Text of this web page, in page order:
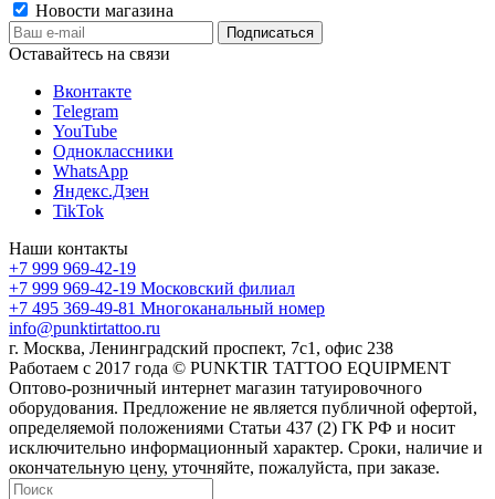
Новости магазина
Оставайтесь на связи
Вконтакте
Telegram
YouTube
Одноклассники
WhatsApp
Яндекс.Дзен
TikTok
Наши контакты
+7 999 969-42-19
+7 999 969-42-19 Московский филиал
+7 495 369-49-81 Многоканальный номер
info@punktirtattoo.ru
г. Москва, Ленинградский проспект, 7с1, офис 238
Работаем с 2017 года © PUNKTIR TATTOO EQUIPMENT
Оптово-розничный интернет магазин татуировочного
оборудования. Предложение не является публичной офертой,
определяемой положениями Статьи 437 (2) ГК РФ и носит
исключительно информационный характер. Сроки, наличие и
окончательную цену, уточняйте, пожалуйста, при заказе.